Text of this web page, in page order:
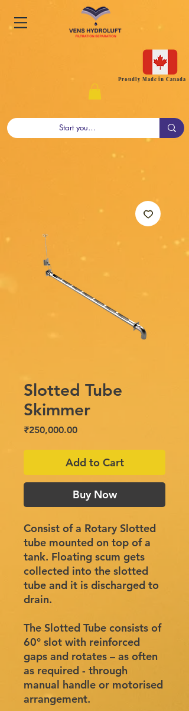
Proudly Made in Canada
Slotted Tube
Skimmer
₹250,000.00Price
Add to Cart
Buy Now
Consist of a Rotary Slotted
tube mounted on top of a
tank. Floating scum gets
collected into the slotted
tube and it is discharged to
drain.
The Slotted Tube consists of
60° slot with reinforced
gaps and rotates – as often
as required - through
manual handle or motorised
arrangement.